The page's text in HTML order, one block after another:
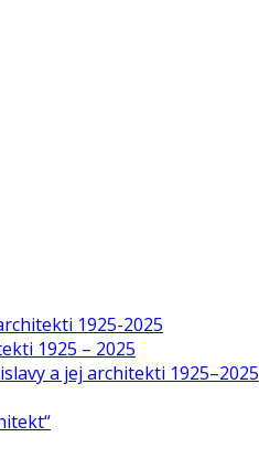
1925-2025
1925 – 2025
a jej architekti 1925–2025